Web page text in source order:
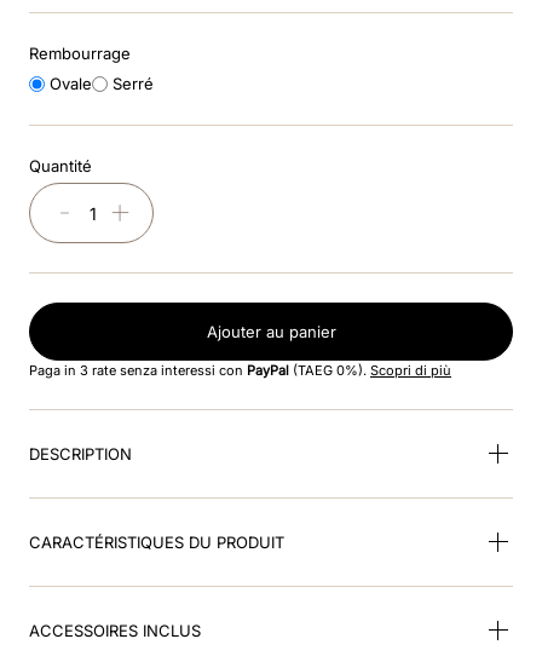
9.kep nero
Rembourrage
Ovale
Serré
Quantité
＋
－
Ajouter au panier
Paga in 3 rate senza interessi con PayPal (TAEG 0%). Scopri di più
DESCRIPTION
CARACTÉRISTIQUES DU PRODUIT
ACCESSOIRES INCLUS